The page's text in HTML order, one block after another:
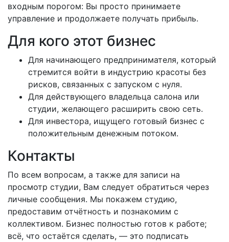
входным порогом: Вы просто принимаете
управление и продолжаете получать прибыль.
Для кого этот бизнес
Для начинающего предпринимателя, который
стремится войти в индустрию красоты без
рисков, связанных с запуском с нуля.
Для действующего владельца салона или
студии, желающего расширить свою сеть.
Для инвестора, ищущего готовый бизнес с
положительным денежным потоком.
Контакты
По всем вопросам, а также для записи на
просмотр студии, Вам следует обратиться через
личные сообщения. Мы покажем студию,
предоставим отчётность и познакомим с
коллективом. Бизнес полностью готов к работе;
всё, что остаётся сделать, — это подписать